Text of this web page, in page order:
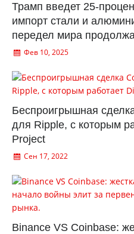
Трамп введет 25-
импорт стали и
передел мира
Фев 10, 2025
Беспроигрышная
для Ripple, с которым
Project
Сен 17, 2022
Binance VS Coinbase: